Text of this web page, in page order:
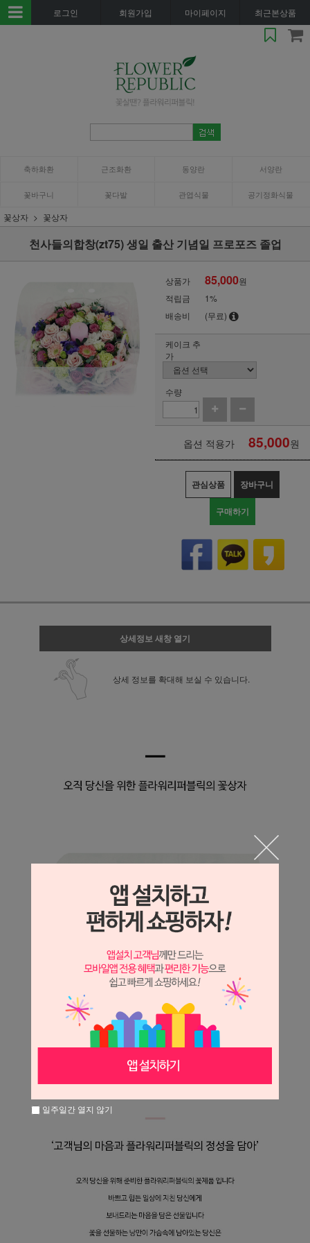
로그인 회원가입 마이페이지 최근본상품
축하화환 근조화환 동양란 서양란
꽃바구니 꽃다발 관엽식물 공기정화식물
꽃상자 꽃상자
천사들의합창(zt75) 생일 출산 기념일 프로포즈 졸업
상품가 85,000원
적립금
1%
배송비
(무료)
케이크 추
가
수량
옵션 적용가 85,000원
관심상품 장바구니
구매하기
상세정보 새창 열기
상세 정보를 확대해 보실 수 있습니다.
일주일간 열지 않기